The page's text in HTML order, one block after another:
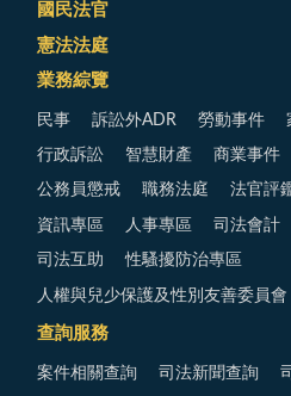
國民法官
憲法法庭
業務綜覽
民事 訴訟外ADR 勞動事件
行政訴訟 智慧財產 商業事件
公務員懲戒 職務法庭 法官評
資訊專區 人事專區 司法會計
司法互助 性騷擾防治專區
人權與兒少保護及性別友善委員會
查詢服務
案件相關查詢 司法新聞查詢